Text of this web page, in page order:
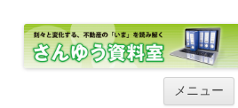
メニュー